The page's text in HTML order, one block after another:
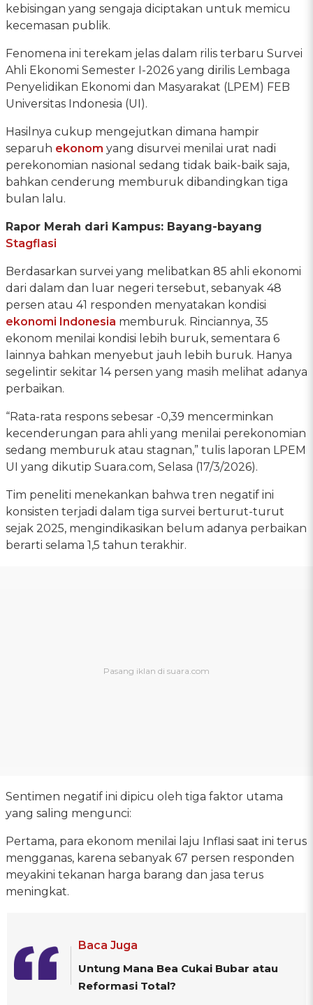
kebisingan yang sengaja diciptakan untuk memicu
kecemasan publik.
Fenomena ini terekam jelas dalam rilis terbaru Survei
Ahli Ekonomi Semester I-2026 yang dirilis Lembaga
Penyelidikan Ekonomi dan Masyarakat (LPEM) FEB
Universitas Indonesia (UI).
Hasilnya cukup mengejutkan dimana hampir
separuh ekonom yang disurvei menilai urat nadi
perekonomian nasional sedang tidak baik-baik saja,
bahkan cenderung memburuk dibandingkan tiga
bulan lalu.
Rapor Merah dari Kampus: Bayang-bayang
Stagflasi
Berdasarkan survei yang melibatkan 85 ahli ekonomi
dari dalam dan luar negeri tersebut, sebanyak 48
persen atau 41 responden menyatakan kondisi
ekonomi Indonesia memburuk. Rinciannya, 35
ekonom menilai kondisi lebih buruk, sementara 6
lainnya bahkan menyebut jauh lebih buruk. Hanya
segelintir sekitar 14 persen yang masih melihat adanya
perbaikan.
“Rata-rata respons sebesar -0,39 mencerminkan
kecenderungan para ahli yang menilai perekonomian
sedang memburuk atau stagnan,” tulis laporan LPEM
UI yang dikutip Suara.com, Selasa (17/3/2026).
Tim peneliti menekankan bahwa tren negatif ini
konsisten terjadi dalam tiga survei berturut-turut
sejak 2025, mengindikasikan belum adanya perbaikan
berarti selama 1,5 tahun terakhir.
Sentimen negatif ini dipicu oleh tiga faktor utama
yang saling mengunci:
Pertama, para ekonom menilai laju Inflasi saat ini terus
mengganas, karena sebanyak 67 persen responden
meyakini tekanan harga barang dan jasa terus
meningkat.
Baca Juga
Untung Mana Bea Cukai Bubar atau
Reformasi Total?